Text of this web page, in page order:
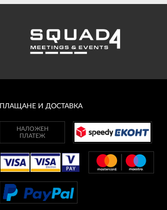
ПЛАЩАНЕ И ДОСТАВКА
НАЛОЖЕН
ПЛАТЕЖ